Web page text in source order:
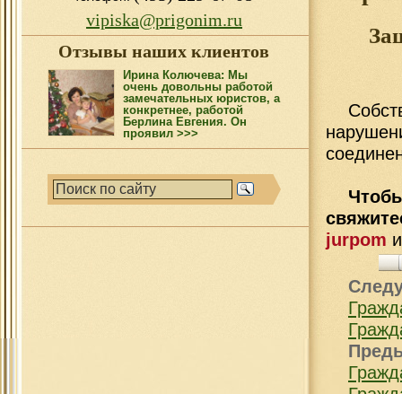
vipiska@prigonim.ru
Отзывы наших клиентов
Ирина Колючева: Мы
очень довольны работой
замечательных юристов, а
конкретнее, работой
Берлина Евгения. Он
проявил >>>
jurpom